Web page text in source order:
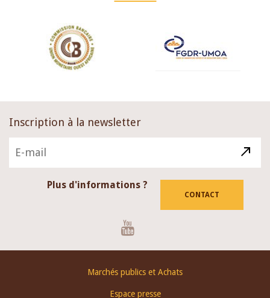
Inscription à la newsletter
Plus d'informations ?
CONTACT
Marchés publics et Achats
Espace presse